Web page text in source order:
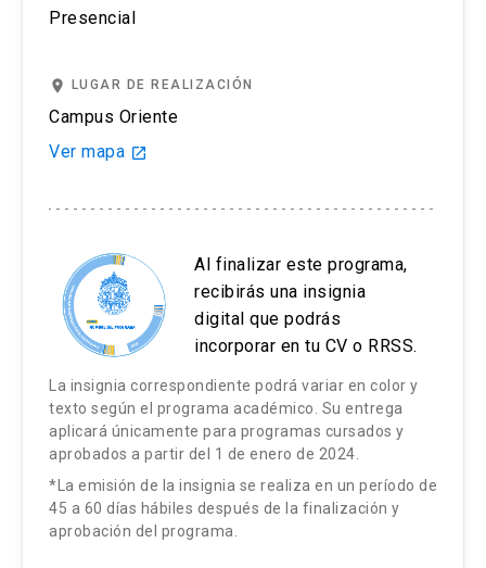
liderazgo para la gestión educacional de la
Actualmente trabaja en la Coordinación de
Extensión de la Escuela de Teatro UC donde
imparte los cursos: Taller de Introducción a la
Academia de Humanismo Cristiano.
Como actor, participó en la Cía Fiebre en
diversos montajes como Fuenteovejuna, Pancho
Villa, Noche de reyes, entre otros con giras a
nivel nacional. También se ha desempeñado
como director de la cía Houston Sugar,
agrupación teatral que cruza los ejes de
memoria, testimonio y disidencias sexo
genéricas.
Presencial
place LUGAR DE REALIZACIÓN
Campus Oriente
Ver mapa launch
Al finalizar este programa,
recibirás una insignia
digital que podrás
incorporar en tu CV o RRSS.
La insignia correspondiente podrá variar en color y
texto según el programa académico. Su entrega
aplicará únicamente para programas cursados y
aprobados a partir del 1 de enero de 2024.
*La emisión de la insignia se realiza en un período de
45 a 60 días hábiles después de la finalización y
aprobación del programa.